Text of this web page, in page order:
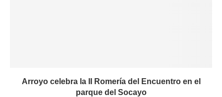
Arroyo celebra la II Romería del Encuentro en el
parque del Socayo